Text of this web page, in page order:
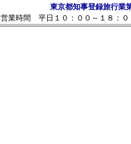
東京都知事登録旅行業
営業時間 平日１０：００～１８：